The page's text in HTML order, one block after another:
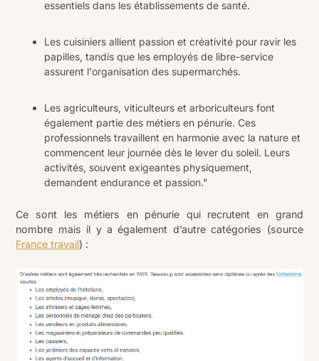
essentiels dans les établissements de santé.
Les cuisiniers allient passion et créativité pour ravir les
papilles, tandis que les employés de libre-service
assurent l'organisation des supermarchés.
Les agriculteurs, viticulteurs et arboriculteurs font
également partie des métiers en pénurie. Ces
professionnels travaillent en harmonie avec la nature et
commencent leur journée dès le lever du soleil. Leurs
activités, souvent exigeantes physiquement,
demandent endurance et passion."
Ce sont les métiers en pénurie qui recrutent en grand
nombre mais il y a également d’autre catégories (source
France travail) :